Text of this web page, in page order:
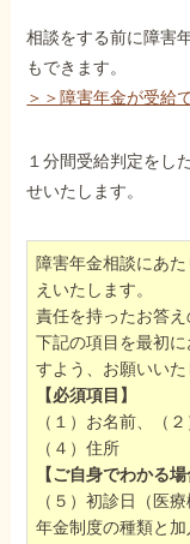
相談をする前に障害
もできます。
＞＞障害年金が受給
１分間受給判定をし
せいたします。
障害年金相談にあ
えいたします。
責任を持ったお答え
下記の項目を最初
すよう、お願いいた
【必須項目】
（１）お名前、（
（４）住所
【ご自身でわかる場
（５）初診日（医
年金制度の種類と加